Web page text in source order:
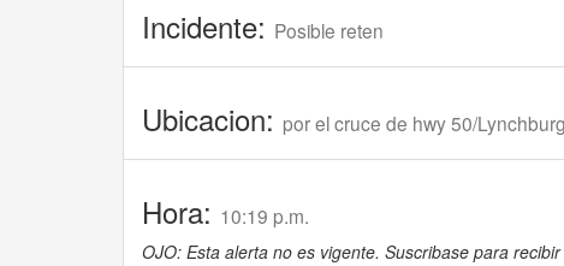
Incidente: Posible reten
Ubicacion: por el cruce de hwy 50/
Hora: 10:19 p.m.
OJO: Esta alerta no es vigente. Suscribase para